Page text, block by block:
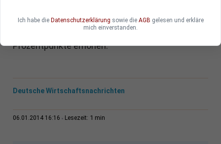
kein Interesse. Eine rein staatliche Lösung würde
Prozentpunkte erhöhen.
Deutsche Wirtschaftsnachrichten
06.01.2014 16:16 Lesezeit: 1 min
Ich habe die Datenschutzerklärung sowie die AGB gelesen und erkläre
mich einverstanden.